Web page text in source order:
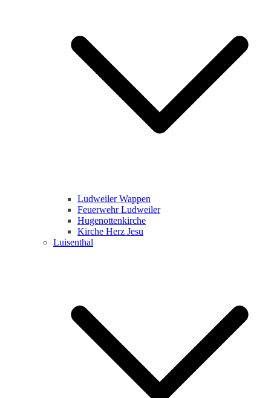
Ludweiler Wappen
Feuerwehr Ludweiler
Hugenottenkirche
Kirche Herz Jesu
Luisenthal